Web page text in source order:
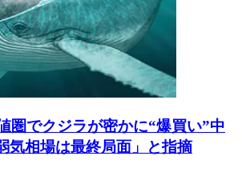
圏でクジラが密かに“爆買い”中
気相場は最終局面」と指摘